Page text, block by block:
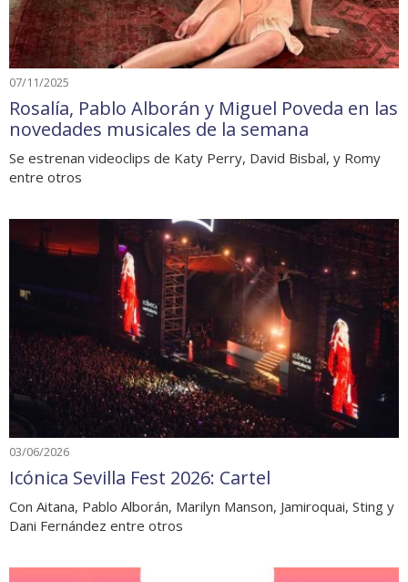
07/11/2025
Rosalía, Pablo Alborán y Miguel Poveda en las
novedades musicales de la semana
Se estrenan videoclips de Katy Perry, David Bisbal, y Romy
entre otros
03/06/2026
Icónica Sevilla Fest 2026: Cartel
Con Aitana, Pablo Alborán, Marilyn Manson, Jamiroquai, Sting y
Dani Fernández entre otros